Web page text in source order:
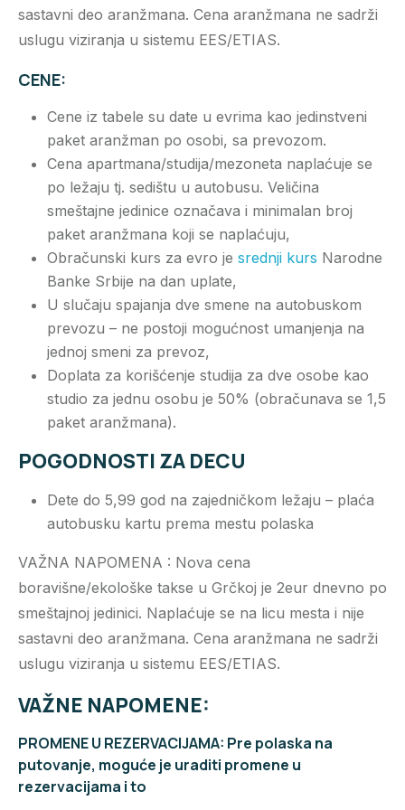
sastavni deo aranžmana. Cena aranžmana ne sadrži
uslugu viziranja u sistemu EES/ETIAS.
CENE:
Cene iz tabele su date u evrima kao jedinstveni
paket aranžman po osobi, sa prevozom.
Cena apartmana/studija/mezoneta naplaćuje se
po ležaju tj. sedištu u autobusu. Veličina
smeštajne jedinice označava i minimalan broj
paket aranžmana koji se naplaćuju,
Obračunski kurs za evro je srednji kurs Narodne
Banke Srbije na dan uplate,
U slučaju spajanja dve smene na autobuskom
prevozu – ne postoji mogućnost umanjenja na
jednoj smeni za prevoz,
Doplata za korišćenje studija za dve osobe kao
studio za jednu osobu je 50% (obračunava se 1,5
paket aranžmana).
POGODNOSTI ZA DECU
Dete do 5,99 god na zajedničkom ležaju – plaća
autobusku kartu prema mestu polaska
VAŽNA NAPOMENA : Nova cena
boravišne/ekološke takse u Grčkoj je 2eur dnevno po
smeštajnoj jedinici. Naplaćuje se na licu mesta i nije
sastavni deo aranžmana. Cena aranžmana ne sadrži
uslugu viziranja u sistemu EES/ETIAS.
VAŽNE NAPOMENE:
PROMENE U REZERVACIJAMA: Pre polaska na
putovanje, moguće je uraditi promene u
rezervacijama i to